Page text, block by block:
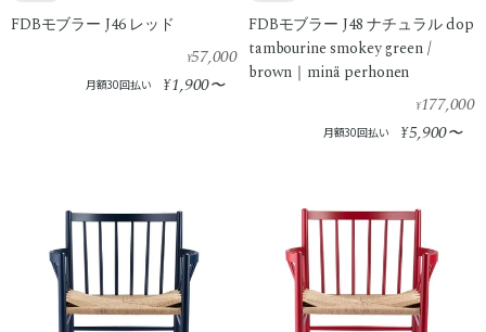
FDBモブラー J46 レッド
¥57,000
月額30回払い ¥1,900〜
FDBモブラー J48 ナチュラル dop
tambourine smokey green /
brown｜minä perhonen
¥177,000
月額30回払い ¥5,900〜